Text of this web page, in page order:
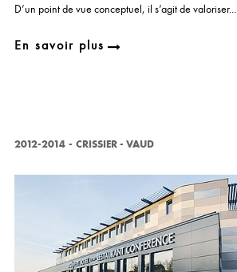
D’un point de vue conceptuel, il s’agit de valoriser...
En savoir plus
2012-2014 - CRISSIER - VAUD